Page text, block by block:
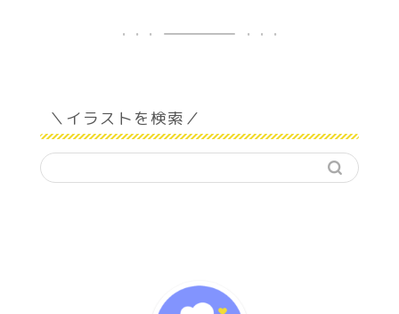
＼イラストを検索／